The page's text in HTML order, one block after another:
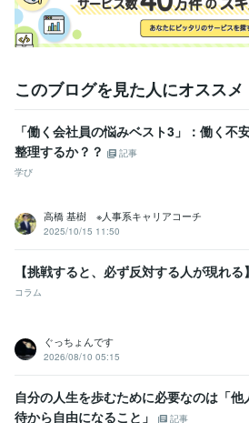
このブログを見た人にオススメ
「働く会社員の悩みベスト3」：働く不
整理するか？？
記事
学び
高橋 基樹 ※人事系キャリアコーチ
2025/10/15 11:50
【挑戦すると、必ず反対する人が現れる
コラム
ぐっちょんです
2026/08/10 05:15
自分の人生を歩むために必要なのは「他
待から自由になること」
記事